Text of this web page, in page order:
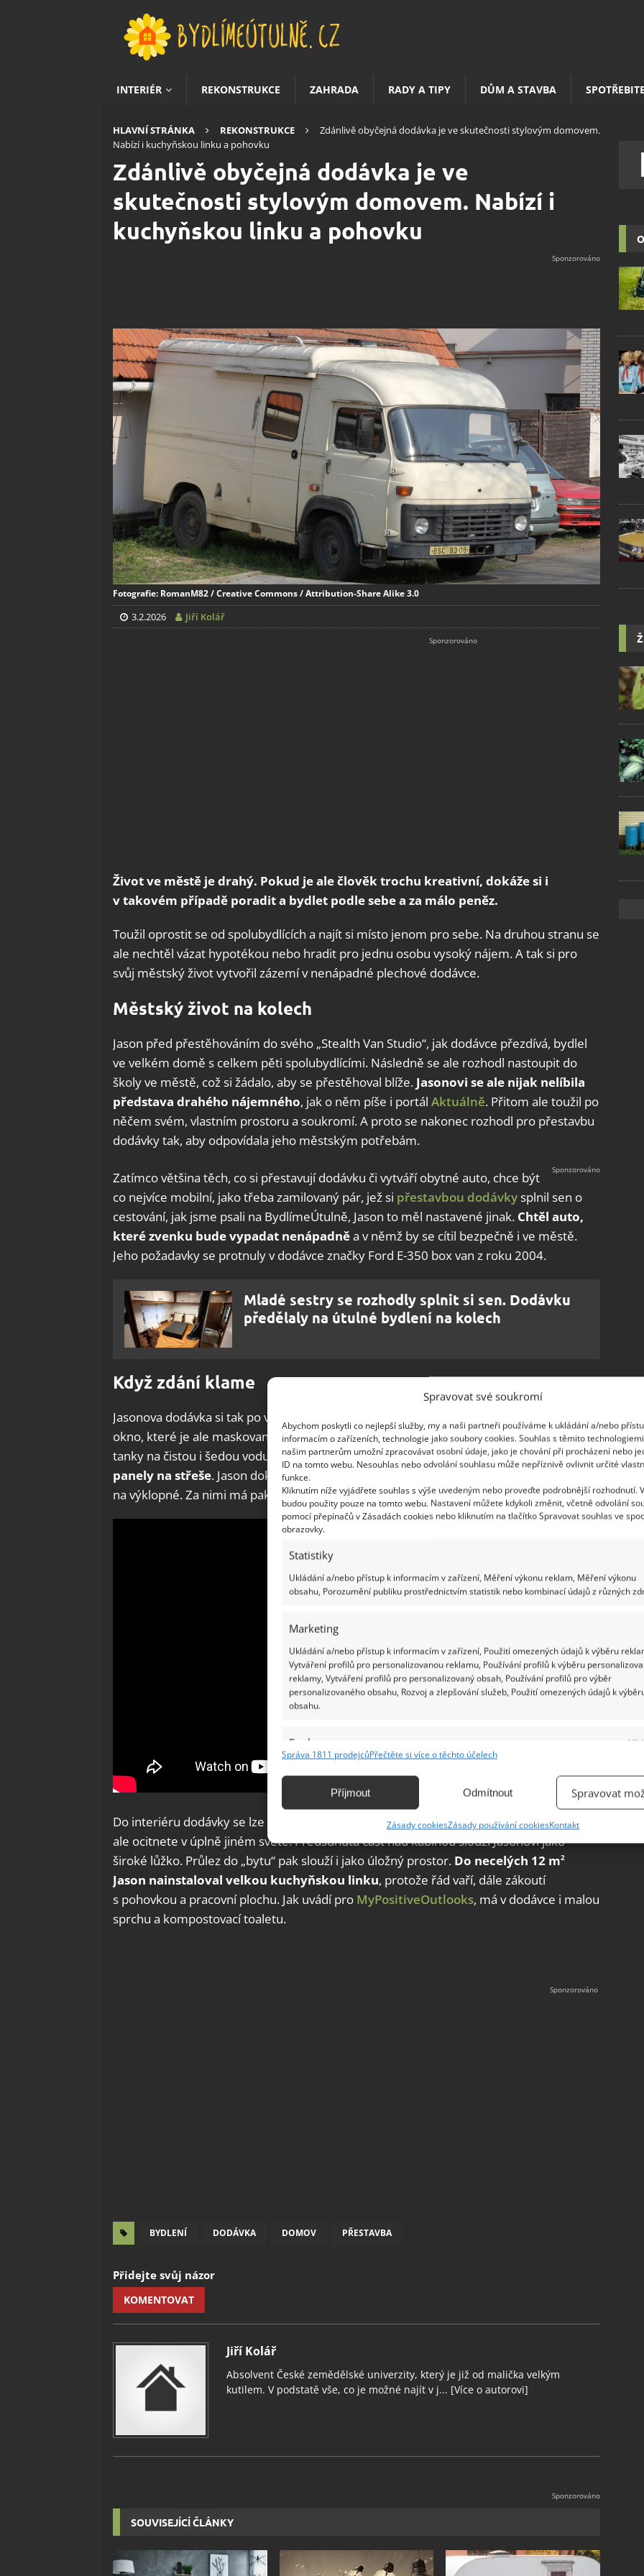
Spravovat své soukromí
Abychom poskytli co nejlepší služby, my a naši partneři používáme k ukládání a/nebo
informacím o zařízeních, technologie jako soubory cookies. Souhlas s těmito
našim partnerům umožní zpracovávat osobní údaje, jako je chování při procházení nebo
ID na tomto webu. Nesouhlas nebo odvolání souhlasu může nepříznivě ovlivnit určité
funkce.
Kliknutím níže vyjádřete souhlas s výše uvedeným nebo proveďte podrobnější rozhodnutí.
budou použity pouze na tomto webu. Nastavení můžete kdykoli změnit, včetně odvolání
pomocí přepínačů v Zásadách cookies nebo kliknutím na tlačítko Spravovat souhlas ve
obrazovky.
Statistiky
Ukládání a/nebo přístup k informacím v zařízení, Měření výkonu reklam, Měření výkonu
obsahu, Porozumění publiku prostřednictvím statistik nebo kombinací údajů z různých
Marketing
Ukládání a/nebo přístup k informacím v zařízení, Použití omezených údajů k výběru
Vytváření profilů pro personalizovanou reklamu, Používání profilů k výběru
reklamy, Vytváření profilů pro personalizovaný obsah, Používání profilů pro výběr
personalizovaného obsahu, Rozvoj a zlepšování služeb, Použití omezených údajů k
obsahu.
Funkce
Identifikace zařízení na základě automaticky přenášených informací.
základě aktivně vyžádaných informací.
Zajištění bezpečnosti, předcházení a zjišťování podvodů a
odstraňování chyb, Poskytování a zobrazování reklamy a obsahu,
Ukládání a sdělování voleb ochrany osobních údajů.
Správa 1811 prodejcůPřečtěte si více o těchto účelech
Příjmout Odmítnout Spravovat
Zásady cookiesZásady používání cookiesKontakt
INTERIÉR REKONSTRUKCE ZAHRADA RADY A TIPY DŮM A STAVBA
HLAVNÍ STRÁNKA REKONSTRUKCE
Zdánlivě obyčejná dodávka je ve skutečnosti stylovým domovem.
Nabízí i kuchyňskou linku a pohovku
Zdánlivě obyčejná dodávka je ve
skutečnosti stylovým domovem. Nabízí i
kuchyňskou linku a pohovku
Fotografie: RomanM82 / Creative Commons / Attribution-Share Alike 3.0
3.2.2026 Jiří Kolář
Život ve městě je drahý. Pokud je ale člověk trochu kreativní, dokáže si i
v takovém případě poradit a bydlet podle sebe a za málo peněz.
Toužil oprostit se od spolubydlících a najít si místo jenom pro sebe. Na druhou stranu se
ale nechtěl vázat hypotékou nebo hradit pro jednu osobu vysoký nájem. A tak si pro
svůj městský život vytvořil zázemí v nenápadné plechové dodávce.
Městský život na kolech
Jason před přestěhováním do svého „Stealth Van Studio“, jak dodávce přezdívá, bydlel
ve velkém domě s celkem pěti spolubydlícími. Následně se ale rozhodl nastoupit do
školy ve městě, což si žádalo, aby se přestěhoval blíže. Jasonovi se ale nijak nelíbila
představa drahého nájemného, jak o něm píše i portál Aktuálně. Přitom ale toužil po
něčem svém, vlastním prostoru a soukromí. A proto se nakonec rozhodl pro přestavbu
dodávky tak, aby odpovídala jeho městským potřebám.
Zatímco většina těch, co si přestavují dodávku či vytváří obytné auto, chce být
co nejvíce mobilní, jako třeba zamilovaný pár, jež si přestavbou dodávkysplnil sen o
cestování, jak jsme psali na BydlímeÚtulně, Jason to měl nastavené jinak. Chtěl auto,
které zvenku bude vypadat nenápadněa v němž by se cítil bezpečně i ve městě.
Jeho požadavky se protnuly v dodávce značky Ford E-350 box van z roku 2004.
Mladé sestry se rozhodly splnit si sen. Dodávku
předělaly na útulné bydlení na kolech
Když zdání klame
Jasonova dodávka si tak po vnější stránce zachovala svůj vzhled. Přibylo pouze menší
okno, které je ale maskované jako ventilace. Přestože ve spodní části auta se nachází
tanky na čistou i šedou vodu, nic z toho není vidět.Nápadně nepůsobí ani solární
panely na střeše. Jason dokonce zachoval vzhled zadních rolovacích dveří, upravil je ale
na výklopné. Za nimi má pak svou malou garáž.
Do interiéru dodávky se lze dostat pouze průlezem z řídicí kabiny. Jako Alenka se pak
ale ocitnete v úplně jiném světě. Předsunutá část nad kabinou slouží Jasonovi jako
široké lůžko. Průlez do „bytu“ pak slouží i jako úložný prostor. Do necelých 12 m2
Jason nainstaloval velkou kuchyňskou linku, protože řád vaří, dále zákoutí
s pohovkou a pracovní plochu. Jak uvádí pro MyPositiveOutlooks, má v dodávce i malou
sprchu a kompostovací toaletu.
BYDLENÍ DODÁVKA DOMOV PŘESTAVBA
Přidejte svůj názor
KOMENTOVAT
Jiří Kolář
Absolvent České zemědělské univerzity, který je již od malička velkým
kutilem. V podstatě vše, co je možné najít v j... [Více o autorovi]
SOUVISEJÍCÍ ČLÁNKY